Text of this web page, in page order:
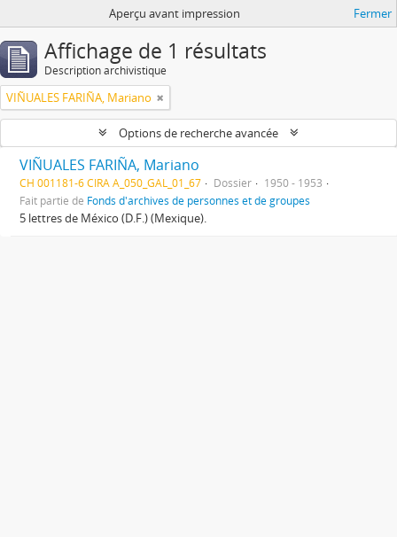
Aperçu avant impression Fermer
Affichage de 1 résultats
Description archivistique
VIÑUALES FARIÑA, Mariano
Options de recherche avancée
VIÑUALES FARIÑA, Mariano
CH 001181-6 CIRA A_050_GAL_01_67 Dossier
1950 - 1953
Fait partie de Fonds d'archives de personnes et de groupes
5 lettres de México (D.F.) (Mexique).